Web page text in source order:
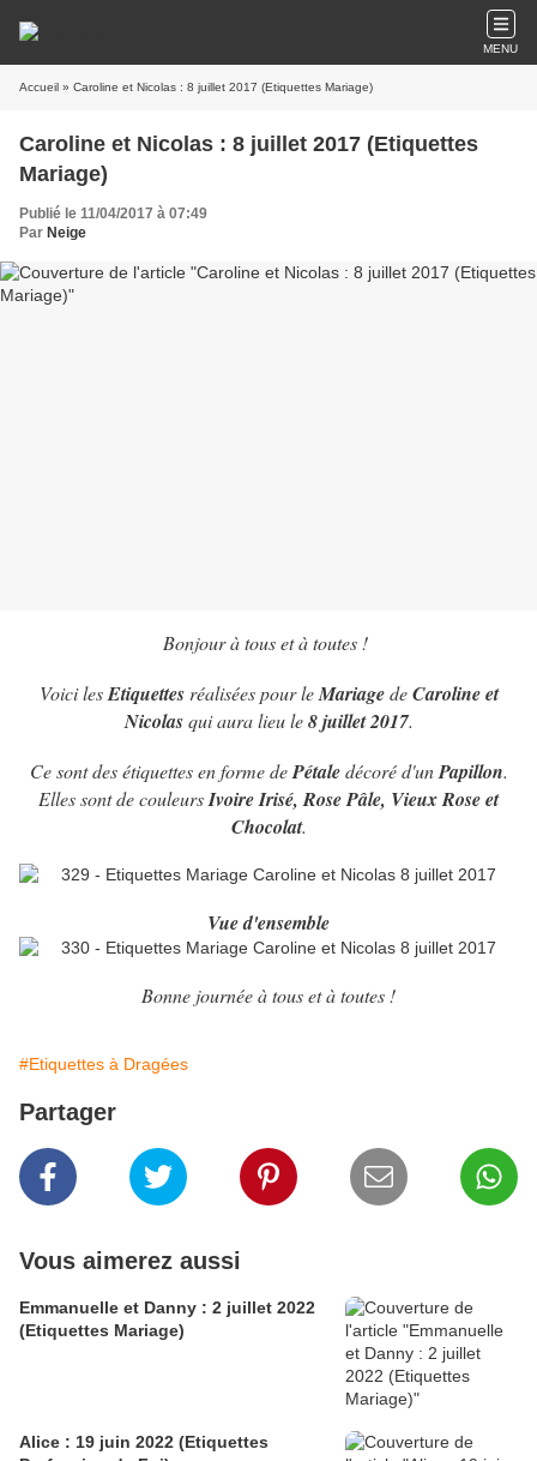
MENU
Accueil » Caroline et Nicolas : 8 juillet 2017 (Etiquettes Mariage)
Caroline et Nicolas : 8 juillet 2017 (Etiquettes
Mariage)
Publié le 11/04/2017 à 07:49
Par Neige
Bonjour à tous et à toutes !
Voici lesEtiquettes réalisées pour leMariagedeCaroline et
Nicolasqui aura lieu le8 juillet 2017.
Ce sont des étiquettes en forme dePétaledécoré d'unPapillon.
Elles sont de couleursIvoire Irisé, Rose Pâle, Vieux Rose et
Chocolat.
Vue d'ensemble
Bonne journée à tous et à toutes !
#Etiquettes à Dragées
Partager
Vous aimerez aussi
Emmanuelle et Danny : 2 juillet 2022
(Etiquettes Mariage)
Alice : 19 juin 2022 (Etiquettes